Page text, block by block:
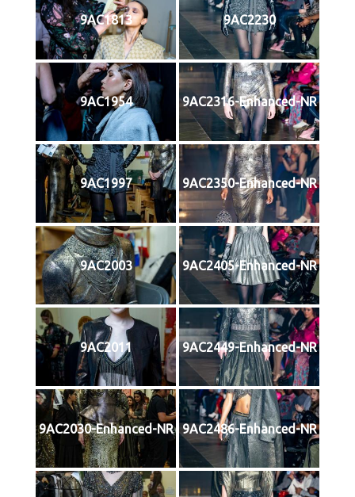
9AC1813 9AC2230
9AC1954 9AC2316-Enhanced-NR
9AC1997 9AC2350-Enhanced-NR
9AC2003 9AC2405-Enhanced-NR
9AC2011 9AC2449-Enhanced-NR
9AC2030-Enhanced-NR 9AC2486-Enhanced-NR